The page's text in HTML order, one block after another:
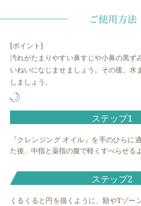
[ポイント]
汚れがたまりやすい鼻すじや小鼻の黒ず
いねいになじませましょう。その後、水
しましょう。
ステップ1
『クレンジング オイル』を手のひらに
た後、中指と薬指の腹で軽くすべらせる
ステップ2
くるくると円を描くように、額やTゾー